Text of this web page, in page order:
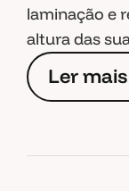
laminação e
altura das
Lermais
Lermais